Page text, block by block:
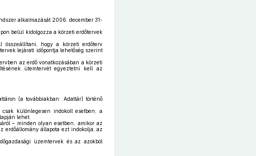
alkalmazását 2006. december 31-
belül kidolgozza a körzeti erdőtervek
összeállítani, hogy a körzeti erdőterv
lejárati időpontja lehetőség szerint
az erdő vonatkozásában a körzeti
ütemtervét egyeztetni kell az
(a továbbiakban: Adattár) történő
különlegesen indokolt esetben, a
lehet.
– minden olyan esetben, amikor az
erdőállomány állapota ezt indokolja, az
üzemtervek és az azokból